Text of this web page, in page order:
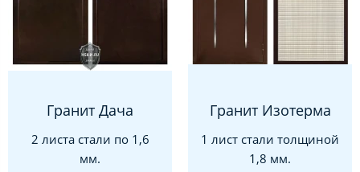
Гранит Дача
2 листа стали по 1,6
мм.
Гранит Изотерма
1 лист стали толщиной
1,8 мм.